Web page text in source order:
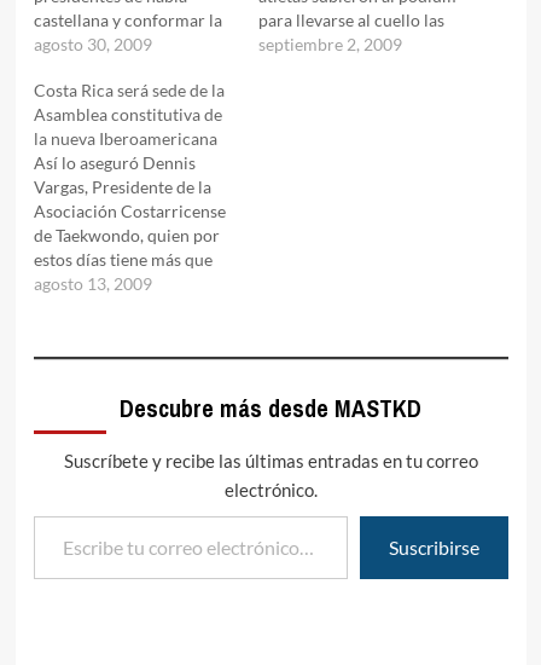
castellana y conformar la
nueva directiva de
centroamericano dio
inicio a la etapa de
combates en el Open de
Costa Rica 2009, con una
impresionante asistencia
de mÃ¡s de 1000 atletas de
todo…
agosto 30, 2009
para llevarse al cuello las
medallas de oro,
septiembre 2, 2009
Costa Rica será sede de la
Asamblea constitutiva de
la nueva Iberoamericana
Así­ lo aseguró Dennis
Vargas, Presidente de la
Asociación Costarricense
de Taekwondo, quien por
estos dí­as tiene más que
ocupadas sus jornadas,
más que un evento
agosto 13, 2009
Descubre más desde MASTKD
Suscríbete y recibe las últimas entradas en tu correo
electrónico.
Escribe tu correo electrónico…
Suscribirse